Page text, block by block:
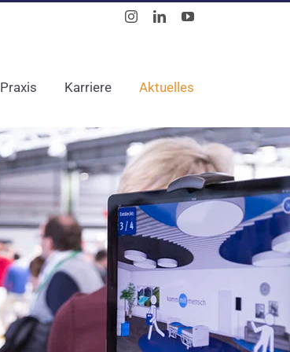
InstagramLinkedInYouTube
Praxis Karriere Aktuelles